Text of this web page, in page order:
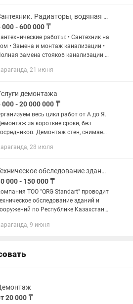
Сантехник. Радиаторы, водяная разводка, канализация, муж на час,демонтаж
000 - 600 000 ₸
работы: • Сантехник на
• Замена и монтаж канализации •
замена стояков канализации и
канализации • Монтаж
21 июня
демонтажа
000 - 20 000 000 ₸
весь цикл работ от А до Я.
за короткие сроки, без
Демонтаж стен, снимаем
построек, землянок, зданий,
28 июля
Техническое обследование зданий и сооружений
000 - 150 000 ₸
ТОО "QRG Standart" проводит
обследование зданий и
по Республике Казахстан.
заключение; - Техническое
9 июня
20 000 ₸